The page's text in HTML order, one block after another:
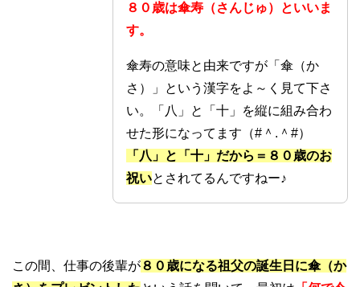
８０歳は傘寿（さんじゅ）といいま
す。
傘寿の意味と由来ですが「傘（か
さ）」という漢字をよ～く見て下さ
い。「八」と「十」を縦に組み合わ
せた形になってます（#＾.＾#）
「八」と「十」だから＝８０歳のお
祝いとされてるんですねー♪
この間、仕事の後輩が８０歳になる祖父の誕生日に傘（か